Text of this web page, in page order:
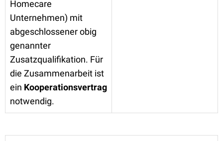
Homecare
Unternehmen) mit
abgeschlossener obig
genannter
Zusatzqualifikation. Für
die Zusammenarbeit ist
ein Kooperationsvertrag
notwendig.